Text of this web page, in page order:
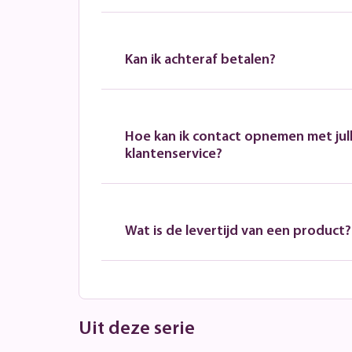
Kan ik achteraf betalen?
Hoe kan ik contact opnemen met
klantenservice?
Wat is de levertijd van een product?
Uit deze serie